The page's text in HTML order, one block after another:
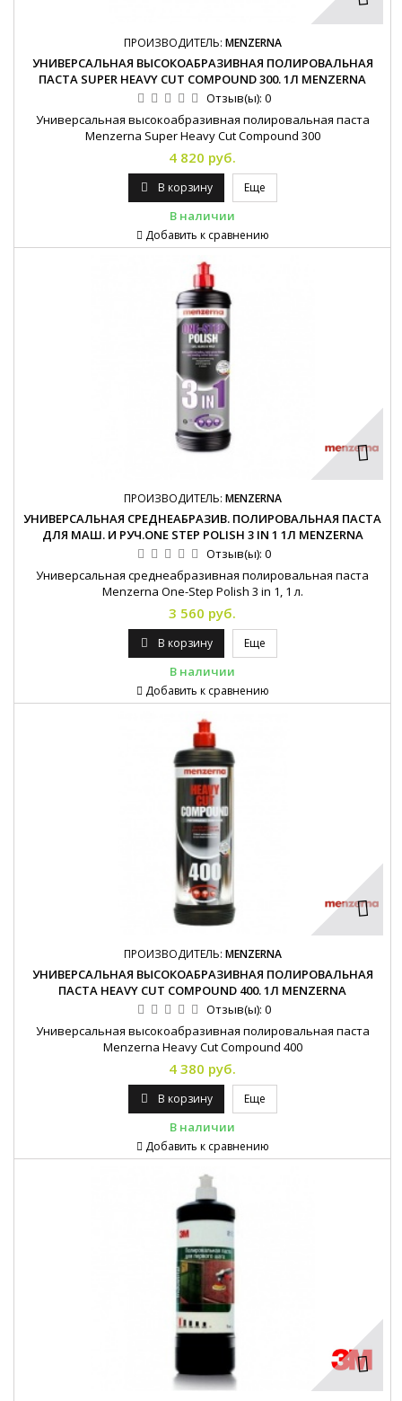
ПРОИЗВОДИТЕЛЬ: MENZERNA
УНИВЕРСАЛЬНАЯ ВЫСОКОАБРАЗИВНАЯ ПОЛИРОВАЛЬНАЯ
ПАСТА SUPER HEAVY CUT COMPOUND 300. 1Л MENZERNA
Отзыв(ы): 0
Универсальная высокоабразивная полировальная паста
Menzerna Super Heavy Cut Compound 300
4 820 руб.
В корзину Еще
В наличии
Добавить к сравнению
ПРОИЗВОДИТЕЛЬ: MENZERNA
УНИВЕРСАЛЬНАЯ СРЕДНЕАБРАЗИВ. ПОЛИРОВАЛЬНАЯ ПАСТА
ДЛЯ МАШ. И РУЧ.ONE STEP POLISH 3 IN 1 1Л MENZERNA
Отзыв(ы): 0
Универсальная среднеабразивная полировальная паста
Menzerna One-Step Polish 3 in 1, 1 л.
3 560 руб.
В корзину Еще
В наличии
Добавить к сравнению
ПРОИЗВОДИТЕЛЬ: MENZERNA
УНИВЕРСАЛЬНАЯ ВЫСОКОАБРАЗИВНАЯ ПОЛИРОВАЛЬНАЯ
ПАСТА HEAVY CUT COMPOUND 400. 1Л MENZERNA
Отзыв(ы): 0
Универсальная высокоабразивная полировальная паста
Menzerna Heavy Cut Compound 400
4 380 руб.
В корзину Еще
В наличии
Добавить к сравнению